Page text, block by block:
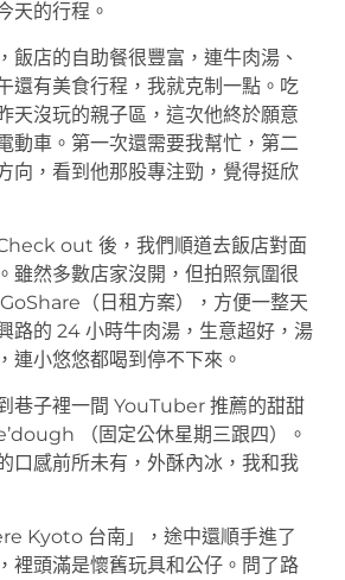
天的行程。
飯店的自助餐很豐富，連牛肉湯、
還有美食行程，我就克制一點。吃
天沒玩的親子區，這次他終於願意
動車。第一次還需要我幫忙，第二
向，看到他那股專注勁，覺得挺欣
out 後，我們順道去飯店對面
雖然多數店家沒開，但拍照氛圍很
（日租方案），方便一整天
路的 24 小時牛肉湯，生意超好，湯
連小悠悠都喝到停不下來。
巷子裡一間 YouTuber 推薦的甜甜
（固定公休星期三跟四）。
口感前所未有，外酥內冰，我和我
Kyoto 台南」，途中還順手進了
裡頭滿是懷舊玩具和公仔。問了路